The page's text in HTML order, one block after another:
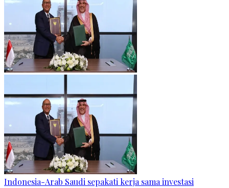
Indonesia-Arab Saudi sepakati kerja sama investasi